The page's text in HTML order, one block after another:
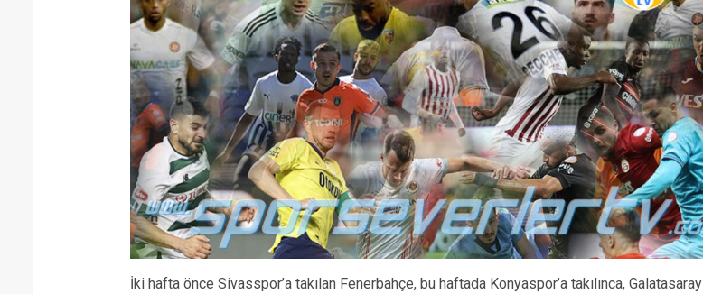
İki hafta önce Sivasspor’a takılan Fenerbahçe, bu haftada Konyaspor’a takılınca, Galatasaray